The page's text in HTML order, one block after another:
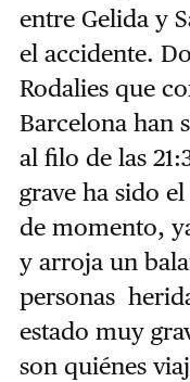
entre Gelida y
el accidente.
Rodalies que
Barcelona han
al filo de las
grave ha sido
de momento,
y arroja un
personas
estado muy
son quiénes